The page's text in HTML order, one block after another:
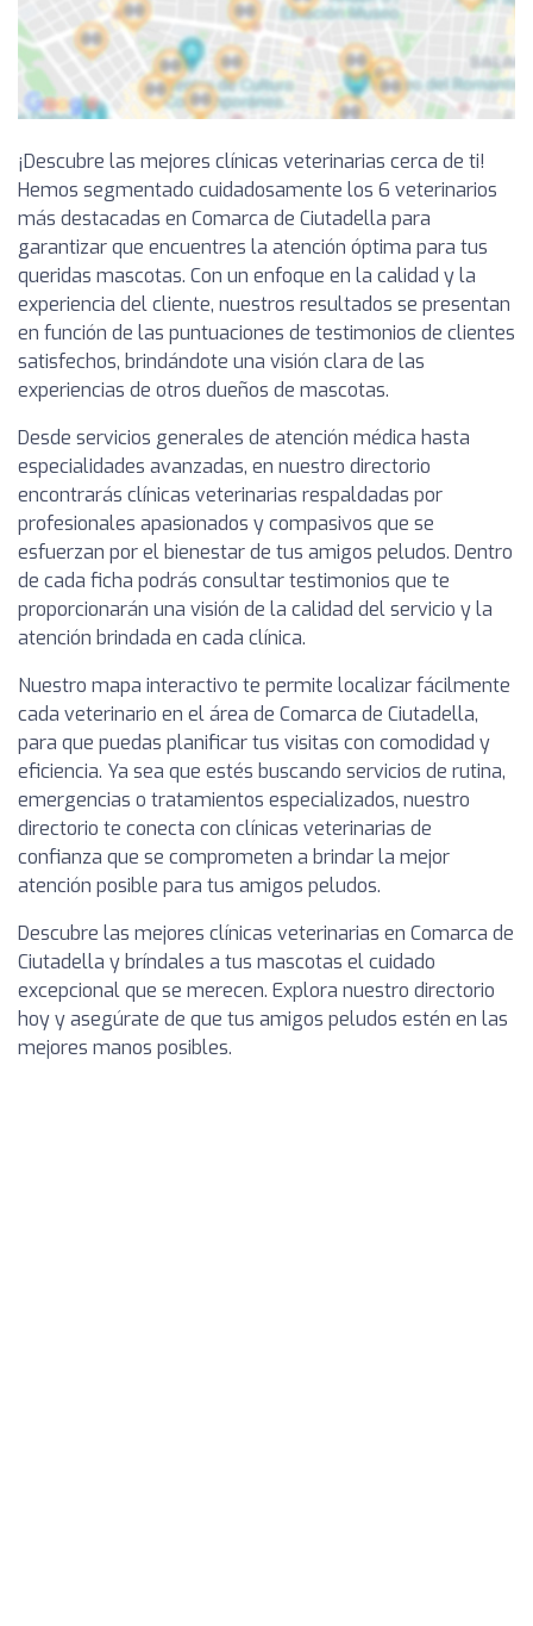
¡Descubre las mejores clínicas veterinarias cerca de ti!
Hemos segmentado cuidadosamente los 6 veterinarios
más destacadas en Comarca de Ciutadella para
garantizar que encuentres la atención óptima para tus
queridas mascotas. Con un enfoque en la calidad y la
experiencia del cliente, nuestros resultados se presentan
en función de las puntuaciones de testimonios de clientes
satisfechos, brindándote una visión clara de las
experiencias de otros dueños de mascotas.
Desde servicios generales de atención médica hasta
especialidades avanzadas, en nuestro directorio
encontrarás clínicas veterinarias respaldadas por
profesionales apasionados y compasivos que se
esfuerzan por el bienestar de tus amigos peludos. Dentro
de cada ficha podrás consultar testimonios que te
proporcionarán una visión de la calidad del servicio y la
atención brindada en cada clínica.
Nuestro mapa interactivo te permite localizar fácilmente
cada veterinario en el área de Comarca de Ciutadella,
para que puedas planificar tus visitas con comodidad y
eficiencia. Ya sea que estés buscando servicios de rutina,
emergencias o tratamientos especializados, nuestro
directorio te conecta con clínicas veterinarias de
confianza que se comprometen a brindar la mejor
atención posible para tus amigos peludos.
Descubre las mejores clínicas veterinarias en Comarca de
Ciutadella y bríndales a tus mascotas el cuidado
excepcional que se merecen. Explora nuestro directorio
hoy y asegúrate de que tus amigos peludos estén en las
mejores manos posibles.